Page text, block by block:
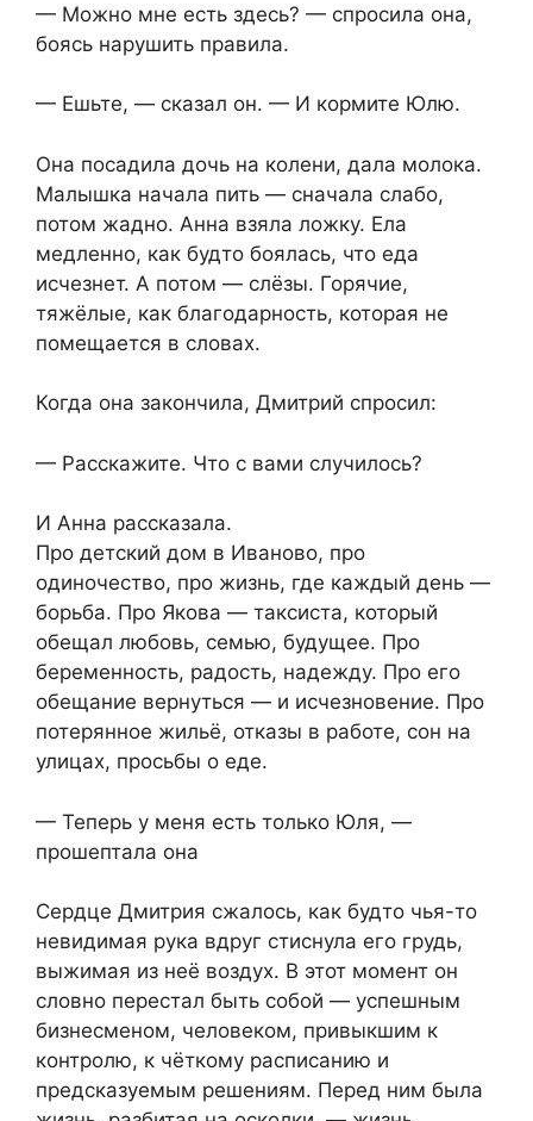
— Можно мне есть здесь? — спросила она,
боясь нарушить правила.
— Ешьте, — сказал он. — И кормите Юлю.
Она посадила дочь на колени, дала молока.
Малышка начала пить — сначала слабо,
потом жадно. Анна взяла ложку. Ела
медленно, как будто боялась, что еда
исчезнет. А потом — слёзы. Горячие,
тяжёлые, как благодарность, которая не
помещается в словах.
Когда она закончила, Дмитрий спросил:
— Расскажите. Что с вами случилось?
И Анна рассказала.
Про детский дом в Иваново, про
одиночество, про жизнь, где каждый день —
борьба. Про Якова — таксиста, который
обещал любовь, семью, будущее. Про
беременность, радость, надежду. Про его
обещание вернуться — и исчезновение. Про
потерянное жильё, отказы в работе, сон на
улицах, просьбы о еде.
— Теперь у меня есть только Юля, —
прошептала она
Сердце Дмитрия сжалось, как будто чья-то
невидимая рука вдруг стиснула его грудь,
выжимая из неё воздух. В этот момент он
словно перестал быть собой — успешным
бизнесменом, человеком, привыкшим к
контролю, к чёткому расписанию и
предсказуемым решениям. Перед ним была